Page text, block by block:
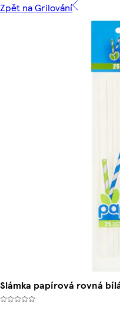
Zpět na Grilování
Slámka papírová rovná